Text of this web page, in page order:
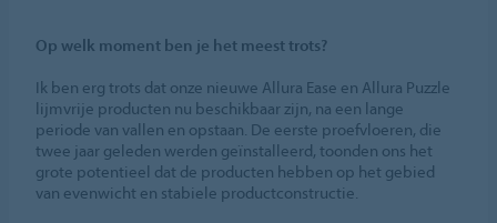
Op welk moment ben je het meest trots?
Ik ben erg trots dat onze nieuwe Allura Ease en Allura Puzzle
lijmvrije producten nu beschikbaar zijn, na een lange
periode van vallen en opstaan. De eerste proefvloeren, die
twee jaar geleden werden geïnstalleerd, toonden ons het
grote potentieel dat de producten hebben op het gebied
van evenwicht en stabiele productconstructie.